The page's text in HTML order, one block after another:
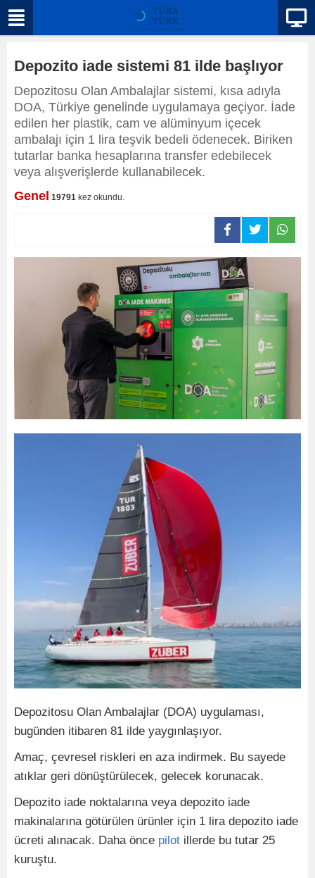
Depozito iade sistemi 81 ilde başlıyor
Depozitosu Olan Ambalajlar sistemi, kısa adıyla
DOA, Türkiye genelinde uygulamaya geçiyor. İade
edilen her plastik, cam ve alüminyum içecek
ambalajı için 1 lira teşvik bedeli ödenecek. Biriken
tutarlar banka hesaplarına transfer edebilecek
veya alışverişlerde kullanabilecek.
Genel 19791 kez okundu.
Depozitosu Olan Ambalajlar (DOA) uygulaması,
bugünden itibaren 81 ilde yaygınlaşıyor.
Amaç, çevresel riskleri en aza indirmek. Bu sayede
atıklar geri dönüştürülecek, gelecek korunacak.
Depozito iade noktalarına veya depozito iade
makinalarına götürülen ürünler için 1 lira depozito iade
ücreti alınacak. Daha önce pilot illerde bu tutar 25
kuruştu.